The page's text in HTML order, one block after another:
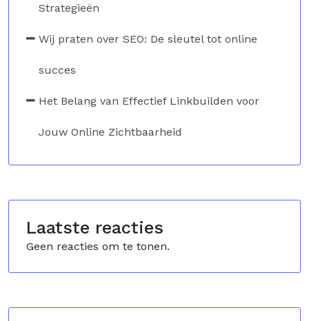
Strategieën
Wij praten over SEO: De sleutel tot online
succes
Het Belang van Effectief Linkbuilden voor
Jouw Online Zichtbaarheid
Laatste reacties
Geen reacties om te tonen.